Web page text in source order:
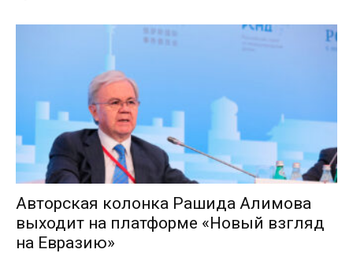
Авторская колонка Рашида Алимова
выходит на платформе «Новый взгляд
на Евразию»